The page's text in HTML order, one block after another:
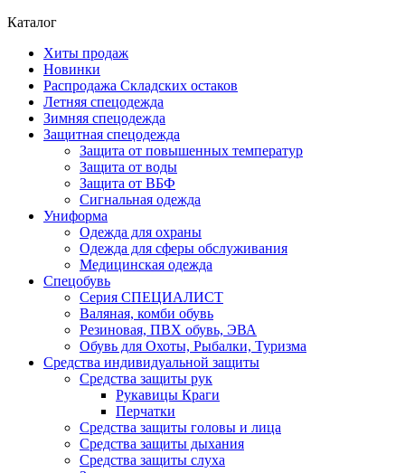
Каталог
Хиты продаж
Новинки
Распродажа Складских остаков
Летняя спецодежда
Зимняя спецодежда
Защитная спецодежда
Защита от повышенных температур
Защита от воды
Защита от ВБФ
Сигнальная одежда
Униформа
Одежда для охраны
Одежда для сферы обслуживания
Медицинская одежда
Спецобувь
Серия СПЕЦИАЛИСТ
Валяная, комби обувь
Резиновая, ПВХ обувь, ЭВА
Обувь для Охоты, Рыбалки, Туризма
Средства индивидуальной защиты
Средства защиты рук
Рукавицы Краги
Перчатки
Средства защиты головы и лица
Средства защиты дыхания
Средства защиты слуха